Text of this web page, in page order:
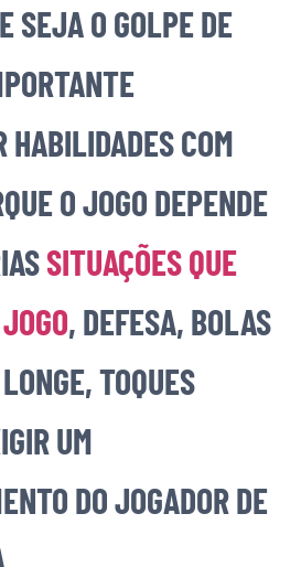
SEJA O GOLPE DE
HABILIDADES COM
O JOGO DEPENDE
SITUAÇÕES QUE
, DEFESA, BOLAS
TOQUES
UM
DO JOGADOR DE